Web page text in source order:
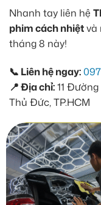
Nhanh tay liên hệ
phim cách nhiệtvà
tháng 8 này!
📞 Liên hệ ngay:
📍 Địa chỉ:11
Thủ Đức, TP.HCM